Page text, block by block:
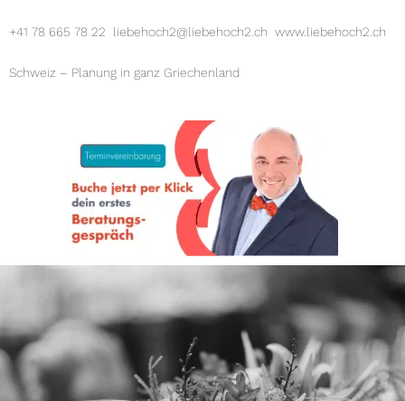
+41 78 665 78 22 liebehoch2@liebehoch2.ch www.liebehoch2.ch
Schweiz – Planung in ganz Griechenland